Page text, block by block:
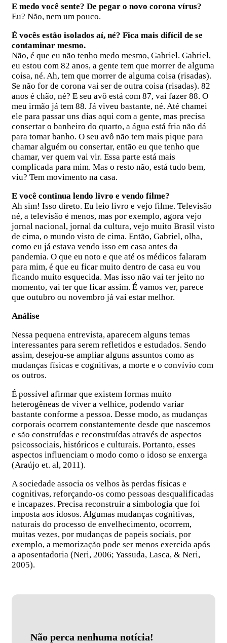
E medo você sente? De pegar o novo corona vírus?
Eu? Não, nem um pouco.
É vocês estão isolados aí, né? Fica mais difícil de se
contaminar mesmo.
Não, é que eu não tenho medo mesmo, Gabriel. Gabriel,
eu estou com 82 anos, a gente tem que morrer de alguma
coisa, né. Ah, tem que morrer de alguma coisa (risadas).
Se não for de corona vai ser de outra coisa (risadas). 82
anos é chão, né? E seu avô está com 87, vai fazer 88. O
meu irmão já tem 88. Já viveu bastante, né. Até chamei
ele para passar uns dias aqui com a gente, mas precisa
consertar o banheiro do quarto, a água está fria não dá
para tomar banho. O seu avô não tem mais pique para
chamar alguém ou consertar, então eu que tenho que
chamar, ver quem vai vir. Essa parte está mais
complicada para mim. Mas o resto não, está tudo bem,
viu? Tem movimento na casa.
E você continua lendo livro e vendo filme?
Ah sim! Isso direto. Eu leio livro e vejo filme. Televisão
né, a televisão é menos, mas por exemplo, agora vejo
jornal nacional, jornal da cultura, vejo muito Brasil visto
de cima, o mundo visto de cima. Então, Gabriel, olha,
como eu já estava vendo isso em casa antes da
pandemia. O que eu noto e que até os médicos falaram
para mim, é que eu ficar muito dentro de casa eu vou
ficando muito esquecida. Mas isso não vai ter jeito no
momento, vai ter que ficar assim. É vamos ver, parece
que outubro ou novembro já vai estar melhor.
Análise
Nessa pequena entrevista, aparecem alguns temas
interessantes para serem refletidos e estudados. Sendo
assim, desejou-se ampliar alguns assuntos como as
mudanças físicas e cognitivas, a morte e o convívio com
os outros.
É possível afirmar que existem formas muito
heterogêneas de viver a velhice, podendo variar
bastante conforme a pessoa. Desse modo, as mudanças
corporais ocorrem constantemente desde que nascemos
e são construídas e reconstruídas através de aspectos
psicossociais, históricos e culturais. Portanto, esses
aspectos influenciam o modo como o idoso se enxerga
(Araújo et. al, 2011).
A sociedade associa os velhos às perdas físicas e
cognitivas, reforçando-os como pessoas desqualificadas
e incapazes. Precisa reconstruir a simbologia que foi
imposta aos idosos. Algumas mudanças cognitivas,
naturais do processo de envelhecimento, ocorrem,
muitas vezes, por mudanças de papeis sociais, por
exemplo, a memorização pode ser menos exercida após
a aposentadoria (Neri, 2006; Yassuda, Lasca, & Neri,
2005).
Não perca nenhuma notícia!